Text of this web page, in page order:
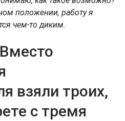
положении, работу я
чем-то диким.
взяли троих,
с тремя